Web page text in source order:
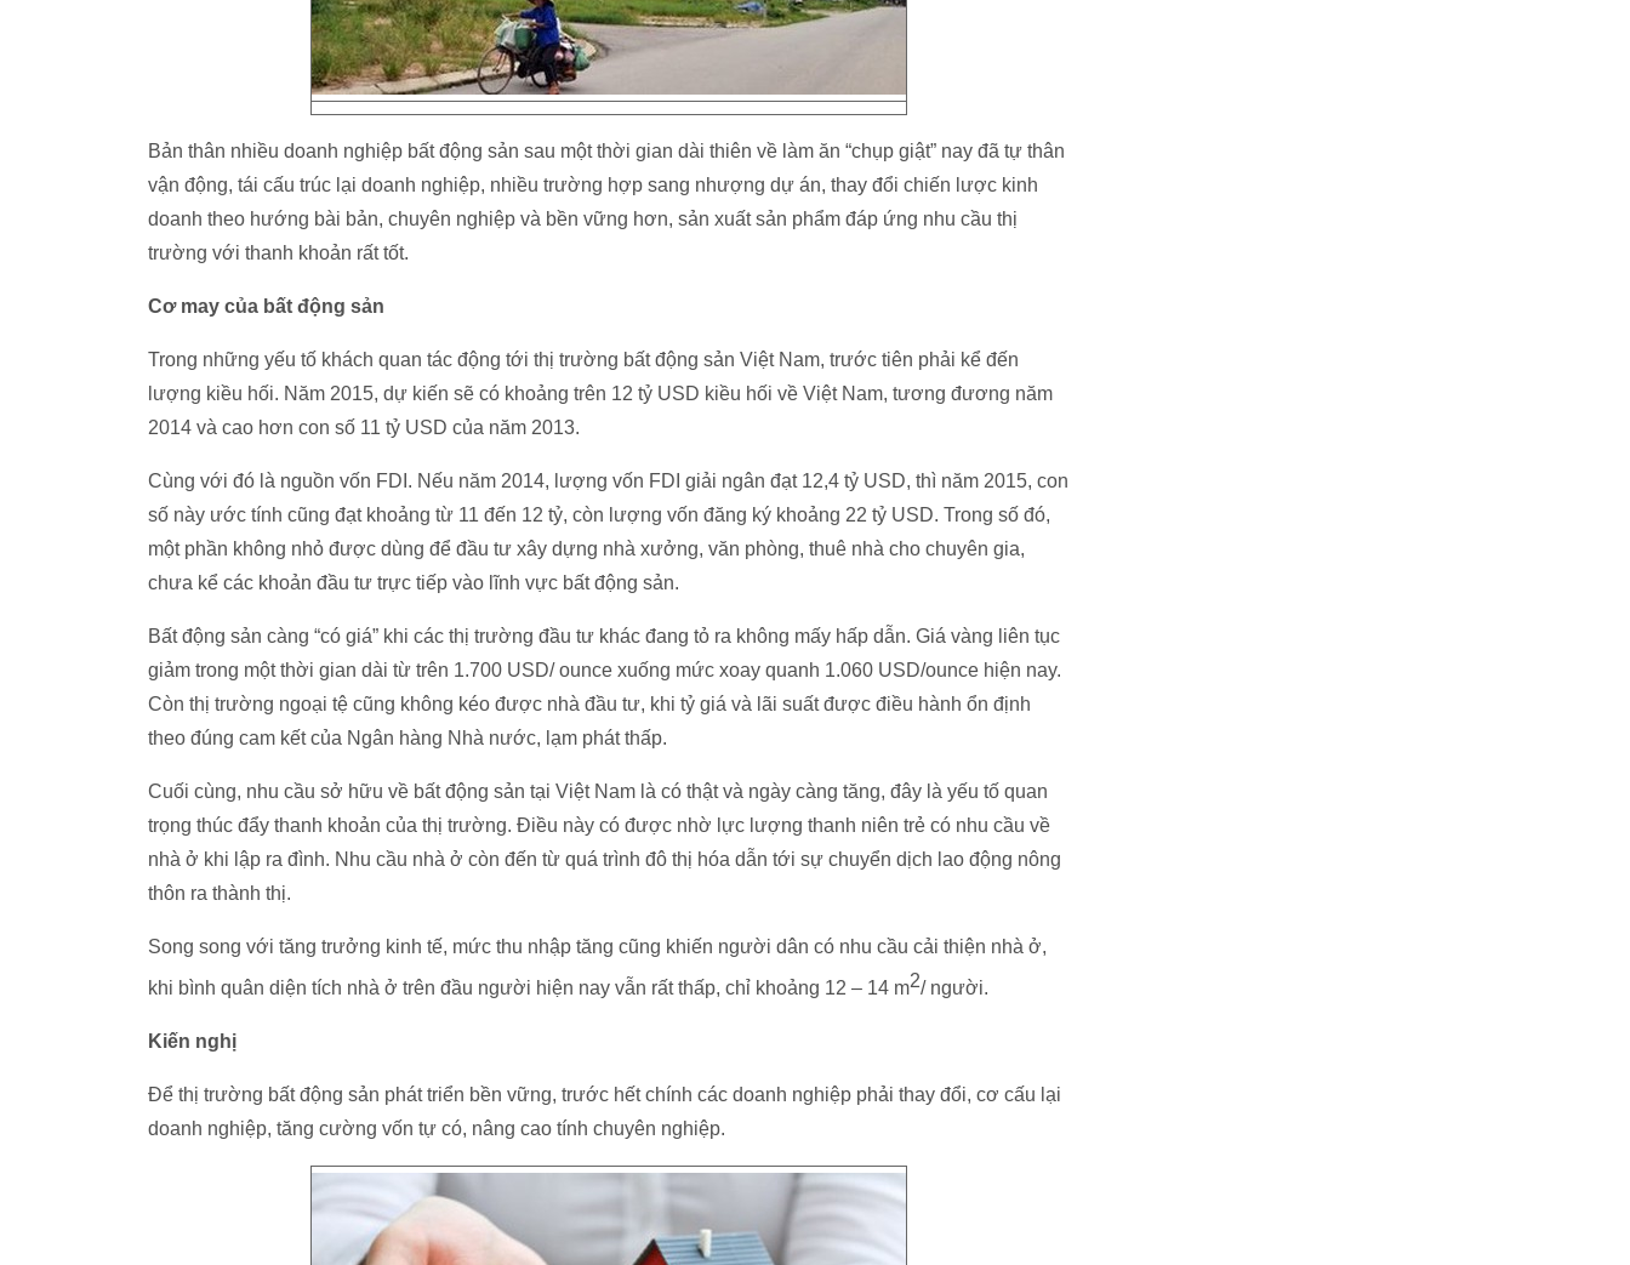
Bản thân nhiều doanh nghiệp bất động sản sau một thời gian dài thiên về làm ăn “chụp giật” nay đã tự thân
vận động, tái cấu trúc lại doanh nghiệp, nhiều trường hợp sang nhượng dự án, thay đổi chiến lược kinh
doanh theo hướng bài bản, chuyên nghiệp và bền vững hơn, sản xuất sản phẩm đáp ứng nhu cầu thị
trường với thanh khoản rất tốt.
Cơ may của bất động sản
Trong những yếu tố khách quan tác động tới thị trường bất động sản Việt Nam, trước tiên phải kể đến
lượng kiều hối. Năm 2015, dự kiến sẽ có khoảng trên 12 tỷ USD kiều hối về Việt Nam, tương đương năm
2014 và cao hơn con số 11 tỷ USD của năm 2013.
Cùng với đó là nguồn vốn FDI. Nếu năm 2014, lượng vốn FDI giải ngân đạt 12,4 tỷ USD, thì năm 2015, con
số này ước tính cũng đạt khoảng từ 11 đến 12 tỷ, còn lượng vốn đăng ký khoảng 22 tỷ USD. Trong số đó,
một phần không nhỏ được dùng để đầu tư xây dựng nhà xưởng, văn phòng, thuê nhà cho chuyên gia,
chưa kể các khoản đầu tư trực tiếp vào lĩnh vực bất động sản.
Bất động sản càng “có giá” khi các thị trường đầu tư khác đang tỏ ra không mấy hấp dẫn. Giá vàng liên tục
giảm trong một thời gian dài từ trên 1.700 USD/ ounce xuống mức xoay quanh 1.060 USD/ounce hiện nay.
Còn thị trường ngoại tệ cũng không kéo được nhà đầu tư, khi tỷ giá và lãi suất được điều hành ổn định
theo đúng cam kết của Ngân hàng Nhà nước, lạm phát thấp.
Cuối cùng, nhu cầu sở hữu về bất động sản tại Việt Nam là có thật và ngày càng tăng, đây là yếu tố quan
trọng thúc đẩy thanh khoản của thị trường. Điều này có được nhờ lực lượng thanh niên trẻ có nhu cầu về
nhà ở khi lập ra đình. Nhu cầu nhà ở còn đến từ quá trình đô thị hóa dẫn tới sự chuyển dịch lao động nông
thôn ra thành thị.
Song song với tăng trưởng kinh tế, mức thu nhập tăng cũng khiến người dân có nhu cầu cải thiện nhà ở,
khi bình quân diện tích nhà ở trên đầu người hiện nay vẫn rất thấp, chỉ khoảng 12 – 14 m2/ người.
Kiến nghị
Để thị trường bất động sản phát triển bền vững, trước hết chính các doanh nghiệp phải thay đổi, cơ cấu lại
doanh nghiệp, tăng cường vốn tự có, nâng cao tính chuyên nghiệp.